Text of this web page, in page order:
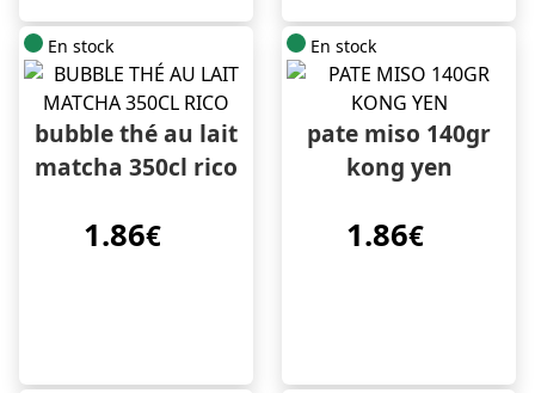
En stock
bubble thé au lait
matcha 350cl rico
1.86€
En stock
pate miso 140gr
kong yen
1.86€